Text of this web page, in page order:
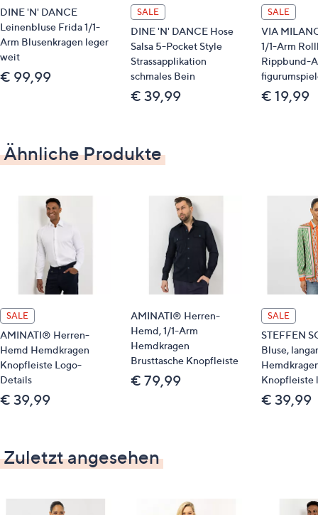
Bekleidungsstück nach der Wäsche nass auf einen
Bügel. 3. Bügle das getrocknete Kleidungsstück auf
niedriger Temperatur, damit es in die gewünschte Form
kommt und faltenfrei wird. Gerne kannst du den
Bekleidungsartikel im leicht feuchten Zustand bügeln
oder ein feuchtes Tuch zur Hilfe nehmen.
DINE 'N' DANCE
Leinenbluse Frida 1/1-
Arm Blusenkragen leger
weit
€ 99,99
SALE
DINE 'N' DANCE Hose
Salsa 5-Pocket Style
Strassapplikation
schmales Bein
€ 39,99
SALE
VIA
1/1-Arm
Rippbund-
€ 19,99
Ähnliche Produkte
SALE
AMINATI® Herren-
Hemd Hemdkragen
Knopfleiste Logo-
Details
€ 39,99
AMINATI® Herren-
Hemd, 1/1-Arm
Hemdkragen
Brusttasche Knopfleiste
€ 79,99
SALE
STEFFEN
Bluse,
Knopfleiste
€ 39,99
Zuletzt angesehen